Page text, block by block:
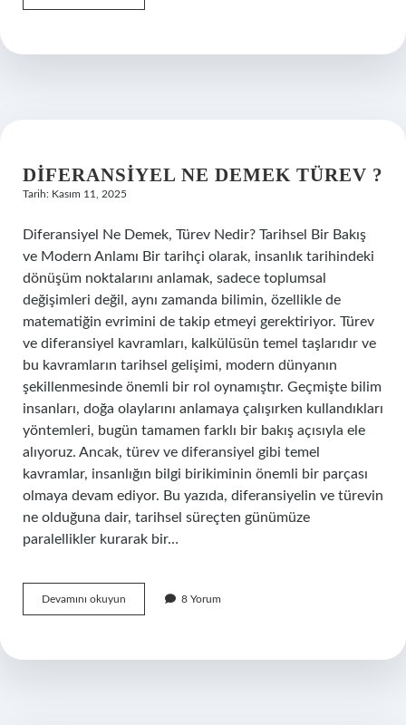
neden
?
DIFERANSIYEL NE DEMEK TÜREV ?
Tarih: Kasım 11, 2025
Diferansiyel Ne Demek, Türev Nedir? Tarihsel Bir Bakış
ve Modern Anlamı Bir tarihçi olarak, insanlık tarihindeki
dönüşüm noktalarını anlamak, sadece toplumsal
değişimleri değil, aynı zamanda bilimin, özellikle de
matematiğin evrimini de takip etmeyi gerektiriyor. Türev
ve diferansiyel kavramları, kalkülüsün temel taşlarıdır ve
bu kavramların tarihsel gelişimi, modern dünyanın
şekillenmesinde önemli bir rol oynamıştır. Geçmişte bilim
insanları, doğa olaylarını anlamaya çalışırken kullandıkları
yöntemleri, bugün tamamen farklı bir bakış açısıyla ele
alıyoruz. Ancak, türev ve diferansiyel gibi temel
kavramlar, insanlığın bilgi birikiminin önemli bir parçası
olmaya devam ediyor. Bu yazıda, diferansiyelin ve türevin
ne olduğuna dair, tarihsel süreçten günümüze
paralellikler kurarak bir…
Devamını okuyun Diferansiyel
ne
?
8 Yorum